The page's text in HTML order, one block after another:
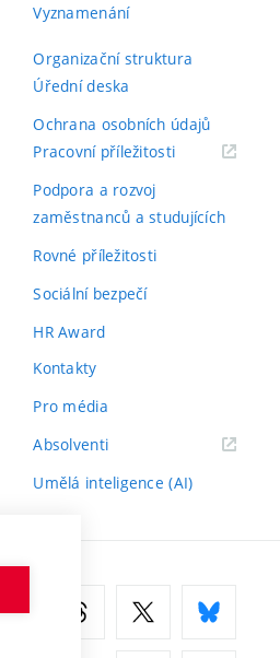
Vyznamenání
Organizační struktura
Úřední deska
Ochrana osobních údajů
Pracovní příležitosti(externí
Podpora a rozvoj
zaměstnanců a studujících
Rovné příležitosti
Sociální bezpečí
HR Award
Kontakty
Pro média
Absolventi(externí
Umělá inteligence (AI)